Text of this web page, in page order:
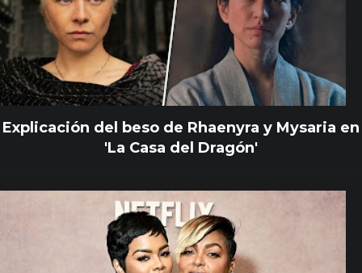
Explicación del beso de Rhaenyra y Mysaria en
'La Casa del Dragón'